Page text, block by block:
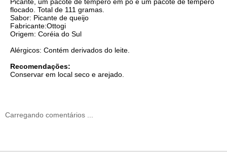
flocado. Total de 111 gramas.
Sabor: Picante de queijo
Fabricante:Ottogi
Origem: Coréia do Sul
Alérgicos: Contém derivados do leite.
Recomendações:
Conservar em local seco e arejado.
Carregando comentários ...